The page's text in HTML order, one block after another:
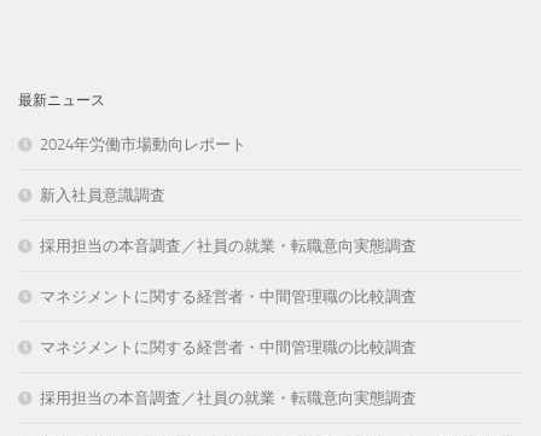
最新ニュース
2024年労働市場動向レポート
新入社員意識調査
採用担当の本音調査／社員の就業・転職意向実態調査
マネジメントに関する経営者・中間管理職の比較調査
マネジメントに関する経営者・中間管理職の比較調査
採用担当の本音調査／社員の就業・転職意向実態調査